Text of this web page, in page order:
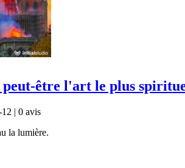
peut-être l'art le plus
| 0 avis
la lumière.